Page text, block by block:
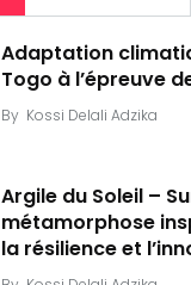
Adaptation
Togo à l’épreuve
By Kossi Delali Adzika
Argile du Soleil –
métamorphose
la résilience et